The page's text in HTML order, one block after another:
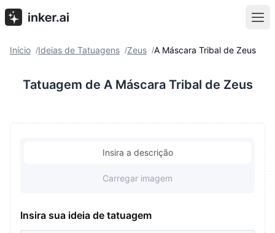
Início /Ideias de Tatuagens /Zeus /A Máscara Tribal de Zeus
Tatuagem de A Máscara Tribal de Zeus
Insira a descrição
Carregar imagem
Insira sua ideia de tatuagem